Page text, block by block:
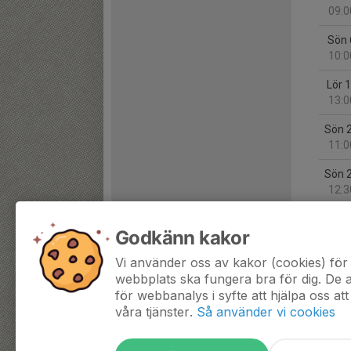
Sön
Lör
Sön
Sön
Sön
Godkänn kakor
Vi använder oss av kakor (cookies)
webbplats ska fungera bra för dig. De
för webbanalys i syfte att hjälpa oss
våra tjänster. Så använder vi cookies